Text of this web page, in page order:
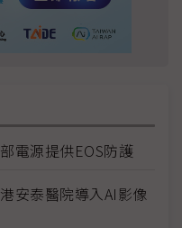
電源提供EOS防護
安泰醫院導入AI影像